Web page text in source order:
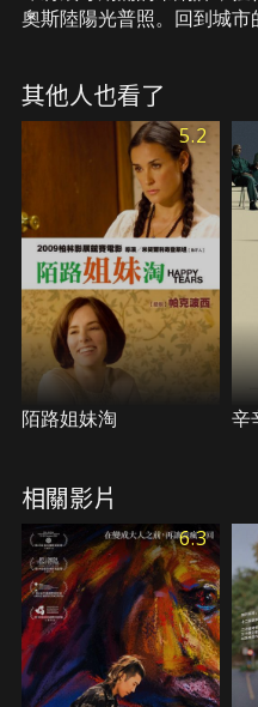
奧斯陸陽光普照。回到城市
新的開始。但無從抹去的是
再度浮現。在這結束和開
其他人也看了
5.2
陌路姐妹淘 辛
相關影片
6.3